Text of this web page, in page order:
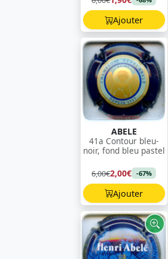
Ajouter
ABELE
41a Contour bleu-
noir, fond bleu pastel
6,00€2,00€ -67%
Ajouter